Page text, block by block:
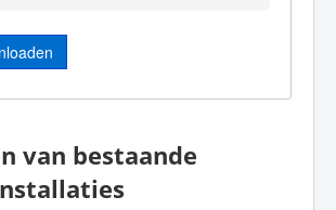
van bestaande